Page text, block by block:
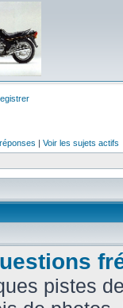
| Voir les sujets actifs
pistes